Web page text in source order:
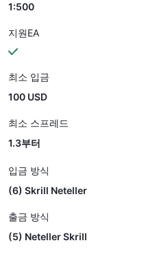
1:500
지원EA
최소 입금
100 USD
최소 스프레드
1.3부터
입금 방식
(6) Skrill Neteller
출금 방식
(5) Neteller Skrill